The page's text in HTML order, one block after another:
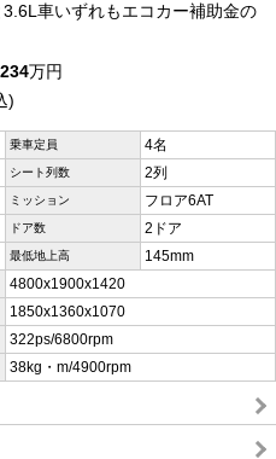
車いずれもエコカー補助金の
234万円
)
乗車定員 4名
シート列数 2列
ミッション フロア6AT
ドア数 2ドア
最低地上高 145mm
4800x1900x1420
1850x1360x1070
322ps/6800rpm
38kg・m/4900rpm